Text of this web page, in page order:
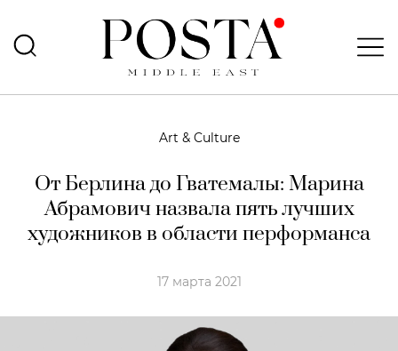
Art & Culture
От Берлина до Гватемалы: Марина
Абрамович назвала пять лучших
художников в области перформанса
17 марта 2021